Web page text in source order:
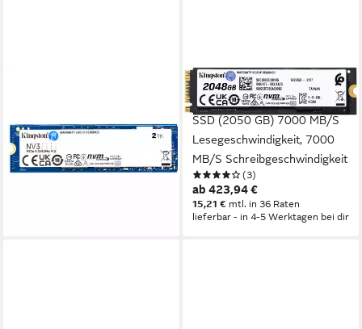
6000 MB/S
Lesegeschwindigkeit, 5000
ab 254,56 €
KINGSTON
KC3000 2048GB interne
SSD (2050 GB) 7000 MB/S
Lesegeschwindigkeit, 7000
MB/S Schreibgeschwindigkeit
(3)
ab 423,94 €
15,21 € mtl. in 36 Raten
lieferbar - in 4-5 Werktagen bei dir